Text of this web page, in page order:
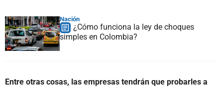
Nación
¿Cómo funciona la ley de choques
simples en Colombia?
Entre otras cosas, las empresas tendrán que probarles a